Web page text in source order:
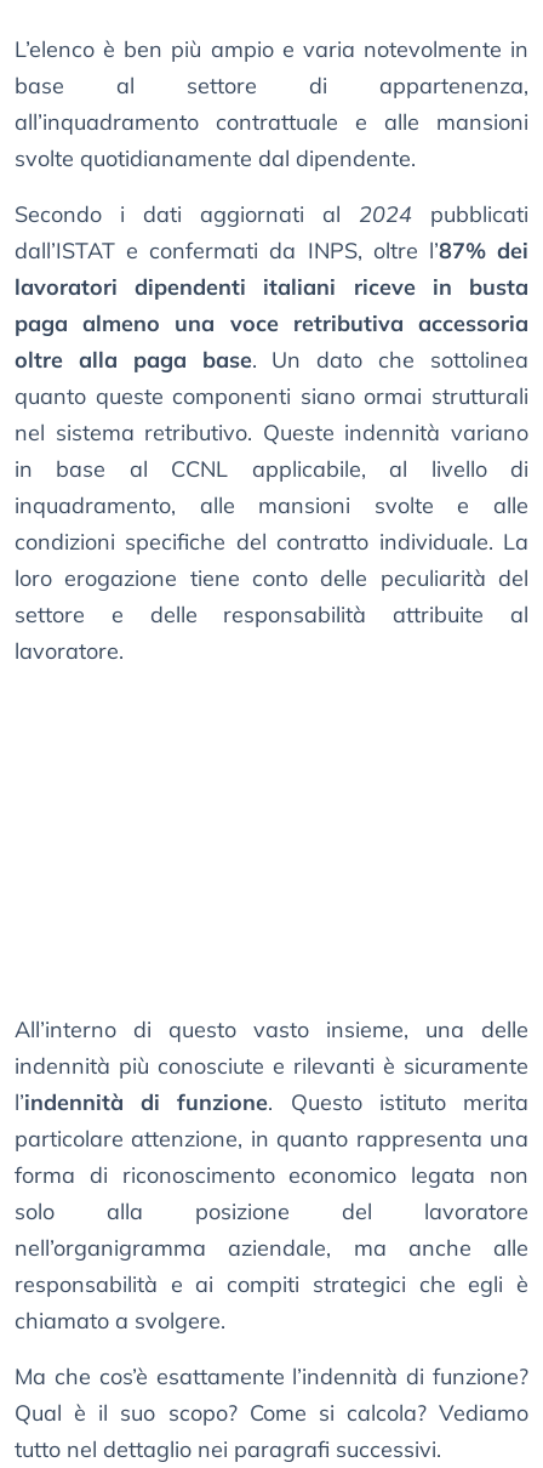
L’elenco è ben più ampio e varia notevolmente in
base al settore di appartenenza,
all’inquadramento contrattuale e alle mansioni
svolte quotidianamente dal dipendente.
Secondo i dati aggiornati al 2024 pubblicati
dall’ISTAT e confermati da INPS, oltre l’87% dei
lavoratori dipendenti italiani riceve in busta
paga almeno una voce retributiva accessoria
oltre alla paga base. Un dato che sottolinea
quanto queste componenti siano ormai strutturali
nel sistema retributivo. Queste indennità variano
in base al CCNL applicabile, al livello di
inquadramento, alle mansioni svolte e alle
condizioni specifiche del contratto individuale. La
loro erogazione tiene conto delle peculiarità del
settore e delle responsabilità attribuite al
lavoratore.
All’interno di questo vasto insieme, una delle
indennità più conosciute e rilevanti è sicuramente
l’indennità di funzione. Questo istituto merita
particolare attenzione, in quanto rappresenta una
forma di riconoscimento economico legata non
solo alla posizione del lavoratore
nell’organigramma aziendale, ma anche alle
responsabilità e ai compiti strategici che egli è
chiamato a svolgere.
Ma che cos’è esattamente l’indennità di funzione?
Qual è il suo scopo? Come si calcola? Vediamo
tutto nel dettaglio nei paragrafi successivi.